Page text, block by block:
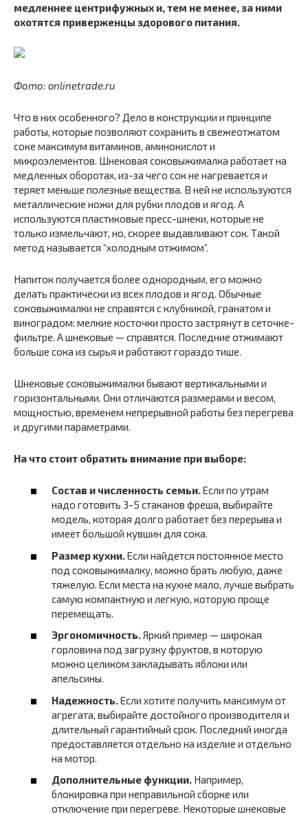
медленнее центрифужных и, тем не менее, за ними
охотятся приверженцы здорового питания.
Фото: onlinetrade.ru
Что в них особенного? Дело в конструкции и принципе
работы, которые позволяют сохранить в свежеотжатом
соке максимум витаминов, аминокислот и
микроэлементов. Шнековая соковыжималка работает на
медленных оборотах, из-за чего сок не нагревается и
теряет меньше полезные вещества. В ней не используются
металлические ножи для рубки плодов и ягод. А
используются пластиковые пресс-шнеки, которые не
только измельчают, но, скорее выдавливают сок. Такой
метод называется “холодным отжимом”.
Напиток получается более однородным, его можно
делать практически из всех плодов и ягод. Обычные
соковыжималки не справятся с клубникой, гранатом и
виноградом: мелкие косточки просто застрянут в сеточке-
фильтре. А шнековые — справятся. Последние отжимают
больше сока из сырья и работают гораздо тише.
Шнековые соковыжималки бывают вертикальными и
горизонтальными. Они отличаются размерами и весом,
мощностью, временем непрерывной работы без перегрева
и другими параметрами.
На что стоит обратить внимание при выборе:
Состав и численность семьи.Если по утрам
надо готовить 3-5 стаканов фреша, выбирайте
модель, которая долго работает без перерыва и
имеет большой кувшин для сока.
Размер кухни.Если найдется постоянное место
под соковыжималку, можно брать любую, даже
тяжелую. Если места на кухне мало, лучше выбрать
самую компактную и легкую, которую проще
перемещать.
Эргономичность.Яркий пример — широкая
горловина под загрузку фруктов, в которую
можно целиком закладывать яблоки или
апельсины.
Надежность.Если хотите получить максимум от
агрегата, выбирайте достойного производителя и
длительный гарантийный срок. Последний иногда
предоставляется отдельно на изделие и отдельно
на мотор.
Дополнительные функции. Например,
блокировка при неправильной сборке или
отключение при перегреве. Некоторые шнековые